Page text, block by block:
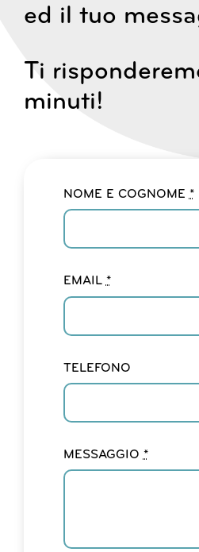
ed il tuo
Ti
minuti!
NOME E COGNOME *
EMAIL *
TELEFONO
MESSAGGIO *